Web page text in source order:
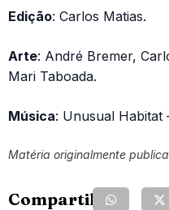
Edição: Carlos Matias.
Arte: André Bremer,
Mari Taboada.
Música: Unusual Habitat
Matéria originalmente
Compartilhe: